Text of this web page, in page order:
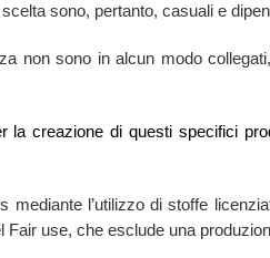
sono, pertanto, casuali e
non sono in alcun modo
la creazione di questi specifici
mediante l’utilizzo di stoffe
Fair use, che esclude una